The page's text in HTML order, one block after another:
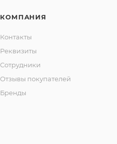
КОМПАНИЯ
Контакты
Реквизиты
Сотрудники
Отзывы покупателей
Бренды